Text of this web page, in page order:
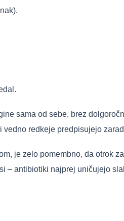
sama od sebe, brez
redkeje predpisujejo
je zelo pomembno, da otrok
– antibiotiki najprej uničujejo